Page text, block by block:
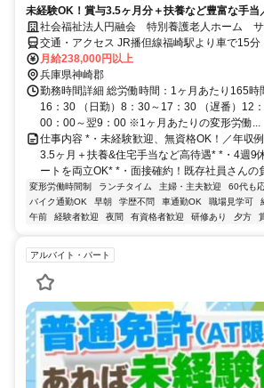
未経験OK！賞与3.5ヶ月分＋扶養など豊富な手当
社会福祉法人円融会 特別養護老人ホーム
交通・アクセス JR播但線福崎駅より車で15分
より大貫経由北条行き「南大貫」バス停徒歩5分
月給238,000円以上
兵庫県神崎郡
勤務時間詳細 総労働時間：1ヶ月あたり165時
16：30 （日勤）8：30～17：30 （遅番）12
00：00～翌9：00 ※1ヶ月あたりの変形労働...
仕事内容 *・未経験歓迎、無資格OK！／年収
3.5ヶ月＋扶養&住宅手当など高待遇* *・4週9
ートを両立OK* *・面接確約！既存社員さんの
変形労働時間制 ランチタイム 主婦・主夫歓迎 60代も
バイク通勤OK
早朝 学歴不問 車通勤OK 職場見学可
午前
経験者歓迎 夜間 有資格者歓迎 研修あり 夕方
アルバイト・パート